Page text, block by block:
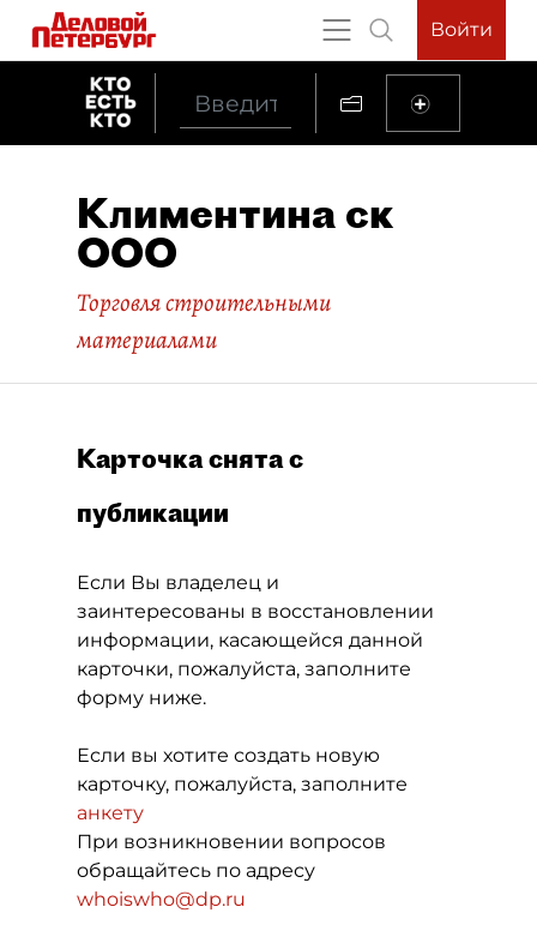
Войти
Климентина ск
ООО
Торговля строительными
материалами
Карточка снята с
публикации
Если Вы владелец и
заинтересованы в восстановлении
информации, касающейся данной
карточки, пожалуйста, заполните
форму ниже.
Если вы хотите создать новую
карточку, пожалуйста, заполните
анкету
При возникновении вопросов
обращайтесь по адресу
whoiswho@dp.ru